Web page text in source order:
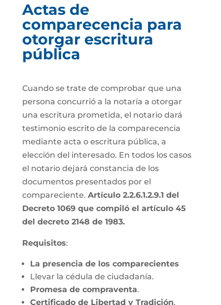
Actas de
comparecencia para
otorgar escritura
pública
Cuando se trate de comprobar que una
persona concurrió a la notaría a otorgar
una escritura prometida, el notario dará
testimonio escrito de la comparecencia
mediante acta o escritura pública, a
elección del interesado. En todos los casos
el notario dejará constancia de los
documentos presentados por el
compareciente. Artículo 2.2.6.1.2.9.1 del
Decreto 1069 que compiló el artículo 45
del decreto 2148 de 1983.
Requisitos:
La presencia de los comparecientes
Llevar la cédula de ciudadanía.
Promesa de compraventa.
Certificado de Libertad y Tradición.